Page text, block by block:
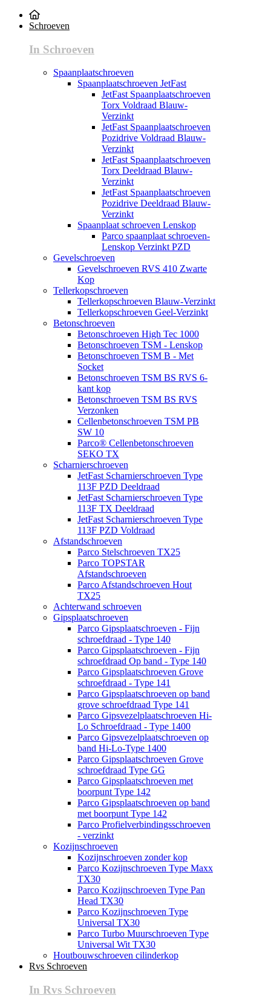
Schroeven
In Schroeven
Spaanplaatschroeven
Spaanplaatschroeven JetFast
JetFast Spaanplaatschroeven
Torx Voldraad Blauw-
Verzinkt
JetFast Spaanplaatschroeven
Pozidrive Voldraad Blauw-
Verzinkt
JetFast Spaanplaatschroeven
Torx Deeldraad Blauw-
Verzinkt
JetFast Spaanplaatschroeven
Pozidrive Deeldraad Blauw-
Verzinkt
Spaanplaat schroeven Lenskop
Parco spaanplaat schroeven-
Lenskop Verzinkt PZD
Gevelschroeven
Gevelschroeven RVS 410 Zwarte
Kop
Tellerkopschroeven
Tellerkopschroeven Blauw-Verzinkt
Tellerkopschroeven Geel-Verzinkt
Betonschroeven
Betonschroeven High Tec 1000
Betonschroeven TSM - Lenskop
Betonschroeven TSM B - Met
Socket
Betonschroeven TSM BS RVS 6-
kant kop
Betonschroeven TSM BS RVS
Verzonken
Cellenbetonschroeven TSM PB
SW 10
Parco® Cellenbetonschroeven
SEKO TX
Scharnierschroeven
JetFast Scharnierschroeven Type
113F PZD Deeldraad
JetFast Scharnierschroeven Type
113F TX Deeldraad
JetFast Scharnierschroeven Type
113F PZD Voldraad
Afstandschroeven
Parco Stelschroeven TX25
Parco TOPSTAR
Afstandschroeven
Parco Afstandschroeven Hout
TX25
Achterwand schroeven
Gipsplaatschroeven
Parco Gipsplaatschroeven - Fijn
schroefdraad - Type 140
Parco Gipsplaatschroeven - Fijn
schroefdraad Op band - Type 140
Parco Gipsplaatschroeven Grove
schroefdraad - Type 141
Parco Gipsplaatschroeven op band
grove schroefdraad Type 141
Parco Gipsvezelplaatschroeven Hi-
Lo Schroefdraad - Type 1400
Parco Gipsvezelplaatschroeven op
band Hi-Lo-Type 1400
Parco Gipsplaatschroeven Grove
schroefdraad Type GG
Parco Gipsplaatschroeven met
boorpunt Type 142
Parco Gipsplaatschroeven op band
met boorpunt Type 142
Parco Profielverbindingsschroeven
- verzinkt
Kozijnschroeven
Kozijnschroeven zonder kop
Parco Kozijnschroeven Type Maxx
TX30
Parco Kozijnschroeven Type Pan
Head TX30
Parco Kozijnschroeven Type
Universal TX30
Parco Turbo Muurschroeven Type
Universal Wit TX30
Houtbouwschroeven cilinderkop
Rvs Schroeven
In Rvs Schroeven